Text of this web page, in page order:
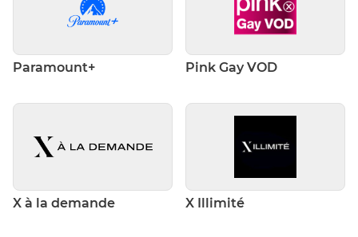
Paramount+ Pink Gay VOD
X à la demande X Illimité